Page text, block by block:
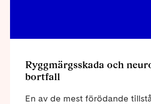
Ryggmärgsskada och
bortfall
En av de mest förödande